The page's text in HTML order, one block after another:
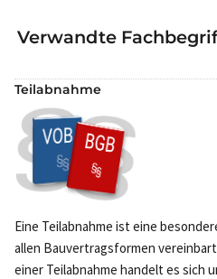
Verwandte
Teilabnahme
Eine Teilabnahme ist eine
allen Bauvertragsformen
einer Teilabnahme handelt es sich